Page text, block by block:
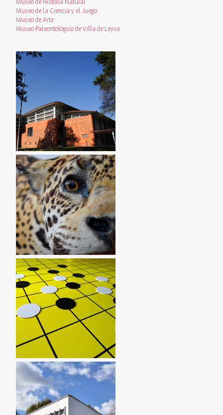
Museo de Historia Natural
Museo de la Ciencia y el Juego
Museo de Arte
Museo Paleontológico de Villa de Leyva